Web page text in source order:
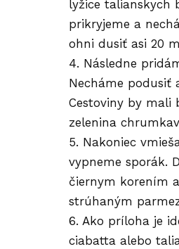
lyžice talianskych
prikryjeme a
ohni dusiť asi 20
4. Následne
Necháme podusiť
Cestoviny by mali
zelenina
5. Nakoniec
vypneme sporák.
čiernym korením
strúhaným
6. Ako príloha je
ciabatta alebo